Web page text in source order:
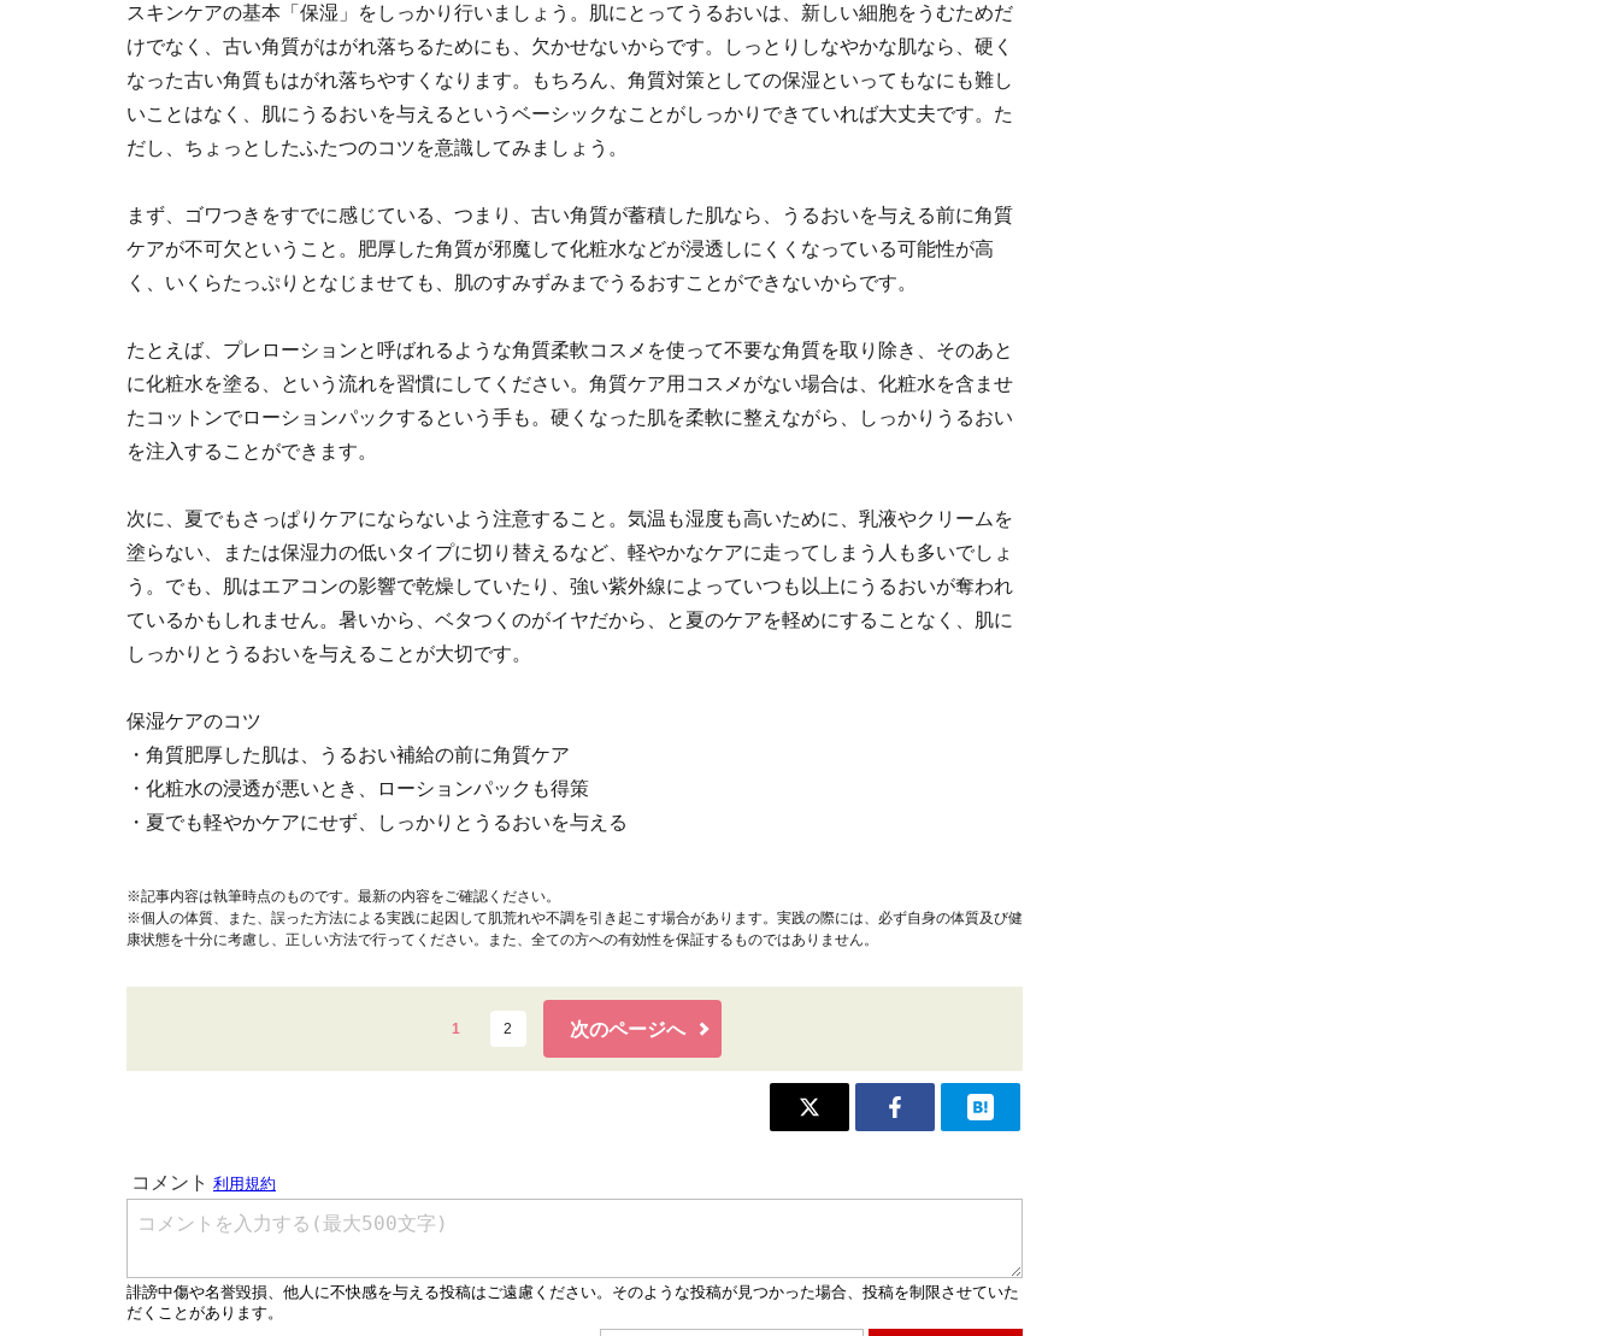
スキンケアの基本「保湿」をしっかり行いましょう。肌にとってうるおいは、新しい細胞をうむためだ
けでなく、古い角質がはがれ落ちるためにも、欠かせないからです。しっとりしなやかな肌なら、硬く
なった古い角質もはがれ落ちやすくなります。もちろん、角質対策としての保湿といってもなにも難し
いことはなく、肌にうるおいを与えるというベーシックなことがしっかりできていれば大丈夫です。た
だし、ちょっとしたふたつのコツを意識してみましょう。
まず、ゴワつきをすでに感じている、つまり、古い角質が蓄積した肌なら、うるおいを与える前に角質
ケアが不可欠ということ。肥厚した角質が邪魔して化粧水などが浸透しにくくなっている可能性が高
く、いくらたっぷりとなじませても、肌のすみずみまでうるおすことができないからです。
たとえば、プレローションと呼ばれるような角質柔軟コスメを使って不要な角質を取り除き、そのあと
に化粧水を塗る、という流れを習慣にしてください。角質ケア用コスメがない場合は、化粧水を含ませ
たコットンでローションパックするという手も。硬くなった肌を柔軟に整えながら、しっかりうるおい
を注入することができます。
次に、夏でもさっぱりケアにならないよう注意すること。気温も湿度も高いために、乳液やクリームを
塗らない、または保湿力の低いタイプに切り替えるなど、軽やかなケアに走ってしまう人も多いでしょ
う。でも、肌はエアコンの影響で乾燥していたり、強い紫外線によっていつも以上にうるおいが奪われ
ているかもしれません。暑いから、ベタつくのがイヤだから、と夏のケアを軽めにすることなく、肌に
しっかりとうるおいを与えることが大切です。
保湿ケアのコツ
・角質肥厚した肌は、うるおい補給の前に角質ケア
・化粧水の浸透が悪いとき、ローションパックも得策
・夏でも軽やかケアにせず、しっかりとうるおいを与える
※記事内容は執筆時点のものです。最新の内容をご確認ください。
※個人の体質、また、誤った方法による実践に起因して肌荒れや不調を引き起こす場合があります。実践の際には、必ず自身の体質及び健
康状態を十分に考慮し、正しい方法で行ってください。また、全ての方への有効性を保証するものではありません。
1 2 次のページへ